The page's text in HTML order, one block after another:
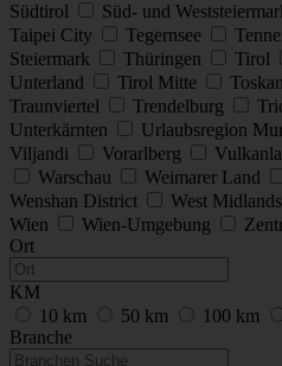
Südtirol
Süd- und
Taipei City
Tegernsee
Steiermark
Thüringen Tirol
Unterland
Tirol Mitte
Traunviertel
Trendelburg
Unterkärnten
Urlaubsregion
Viljandi
Vorarlberg
Warschau
Weimarer Land
Wenshan District
West Midlands
Wien
Wien-Umgebung
Ort
KM
10 km
50 km 100 km
Branche